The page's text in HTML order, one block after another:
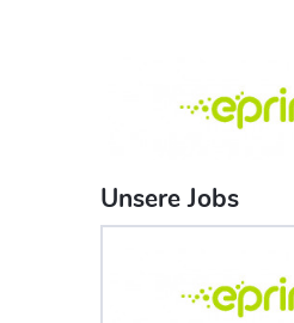
Unsere Jobs